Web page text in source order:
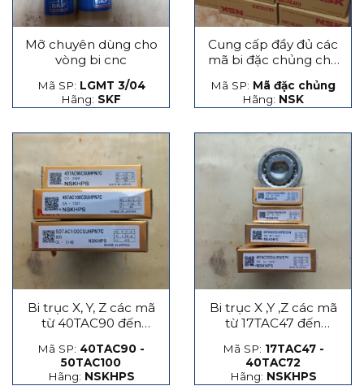
Mỡ chuyên dùng cho
vòng bi cnc
Mã SP: LGMT 3/04
Hãng: SKF
Cung cấp đầy đủ các
mã bi đặc chủng cho
Mã SP: Mã đặc chủng
Hãng: NSK
Bi trục X, Y, Z các mã
từ 40TAC90 đến
Mã SP: 40TAC90 -
50TAC100
Hãng: NSKHPS
Bi trục X ,Y ,Z các mã
từ 17TAC47 đến
Mã SP: 17TAC47 -
40TAC72
Hãng: NSKHPS